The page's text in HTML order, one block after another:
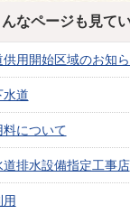
なページも見てい
用開始区域のお知
水道
について
排水設備指定工事店